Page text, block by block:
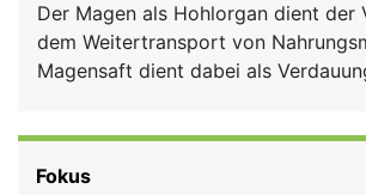
News
Rubriken
Der Magen als Hohlorgan dient der
dem Weitertransport von
Magensaft dient dabei als
Fokus